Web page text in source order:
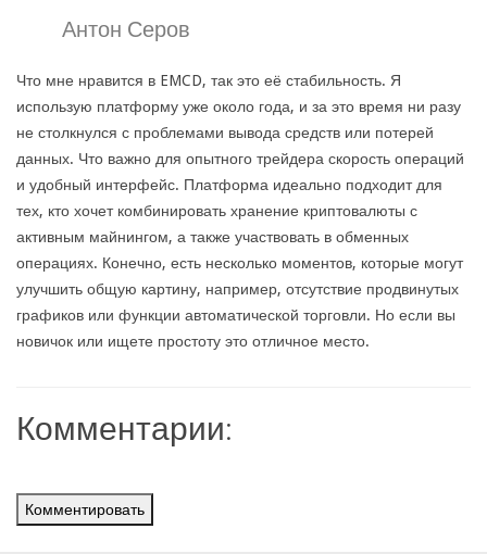
Антон Серов
Что мне нравится в EMCD, так это её стабильность. Я
использую платформу уже около года, и за это время ни разу
не столкнулся с проблемами вывода средств или потерей
данных. Что важно для опытного трейдера скорость операций
и удобный интерфейс. Платформа идеально подходит для
тех, кто хочет комбинировать хранение криптовалюты с
активным майнингом, а также участвовать в обменных
операциях. Конечно, есть несколько моментов, которые могут
улучшить общую картину, например, отсутствие продвинутых
графиков или функции автоматической торговли. Но если вы
новичок или ищете простоту это отличное место.
Комментарии:
Комментировать